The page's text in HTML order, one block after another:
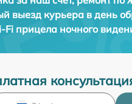
выезд курьера в день
Fi прицела ночного